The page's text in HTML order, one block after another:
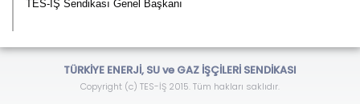
TES-İŞ Sendikası Genel Başkanı
TÜRKİYE ENERJİ, SU ve GAZ İŞÇİLERİ SENDİKASI
Copyright (c) TES-İŞ 2015. Tüm hakları saklıdır.